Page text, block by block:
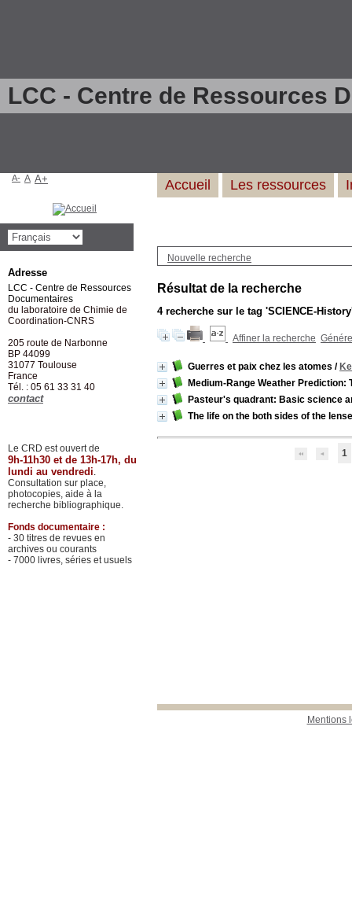
LCC - Centre de Ressources
Nouvelle recherche
Résultat de la recherche
4recherche sur le tag 'SCIENCE-
Affiner la recherche
Guerres et paix chez les atomes /
Medium-Range Weather Prediction:
Pasteur's quadrant: Basic science
The life on the both sides of the
1
Mentions
Accueil Les ressources
A- A A+
Adresse
LCC - Centre de Ressources
Documentaires
du laboratoire de Chimie de
Coordination-CNRS
205 route de Narbonne
BP 44099
31077 Toulouse
France
Tél. : 05 61 33 31 40
contact
Le CRD est ouvert de
9h-11h30 et de 13h-17h, du
lundi au vendredi.
Consultation sur place,
photocopies, aide à la
recherche bibliographique.
Fonds documentaire :
- 30 titres de revues en
archives ou courants
- 7000 livres, séries et usuels